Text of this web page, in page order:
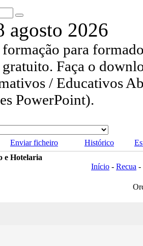
agosto 2026
para
Faça o
/ Educativos
PowerPoint).
Enviar ficheiro Histórico
e Hotelaria
Início - Recua -